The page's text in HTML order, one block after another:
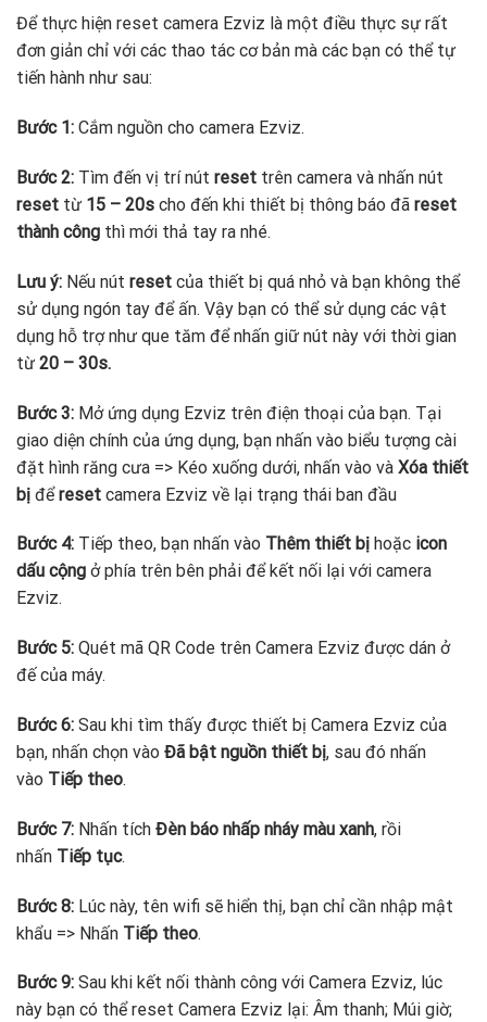
Để thực hiện reset camera Ezviz là một điều thực sự rất
đơn giản chỉ với các thao tác cơ bản mà các bạn có thể tự
tiến hành như sau:
Bước 1: Cắm nguồn cho camera Ezviz.
Bước 2: Tìm đến vị trí nút reset trên camera và nhấn nút
reset từ 15 – 20s cho đến khi thiết bị thông báo đã reset
thành công thì mới thả tay ra nhé.
Lưu ý: Nếu nút reset của thiết bị quá nhỏ và bạn không thể
sử dụng ngón tay để ấn. Vậy bạn có thể sử dụng các vật
dụng hỗ trợ như que tăm để nhấn giữ nút này với thời gian
từ 20 – 30s.
Bước 3: Mở ứng dụng Ezviz trên điện thoại của bạn. Tại
giao diện chính của ứng dụng, bạn nhấn vào biểu tượng cài
đặt hình răng cưa => Kéo xuống dưới, nhấn vào và Xóa thiết
bị đểreset camera Ezviz về lại trạng thái ban đầu
Bước 4: Tiếp theo, bạn nhấn vào Thêm thiết bị hoặc icon
dấu cộng ở phía trên bên phải để kết nối lại với camera
Ezviz.
Bước 5: Quét mã QR Code trên Camera Ezviz được dán ở
đế của máy.
Bước 6: Sau khi tìm thấy được thiết bị Camera Ezviz của
bạn, nhấn chọn vào Đã bật nguồn thiết bị, sau đó nhấn
vào Tiếp theo.
Bước 7: Nhấn tích Đèn báo nhấp nháy màu xanh, rồi
nhấn Tiếp tục.
Bước 8: Lúc này, tên wifi sẽ hiển thị, bạn chỉ cần nhập mật
khẩu => Nhấn Tiếp theo.
Bước 9: Sau khi kết nối thành công với Camera Ezviz, lúc
này bạn có thể reset Camera Ezviz lại: Âm thanh; Múi giờ;